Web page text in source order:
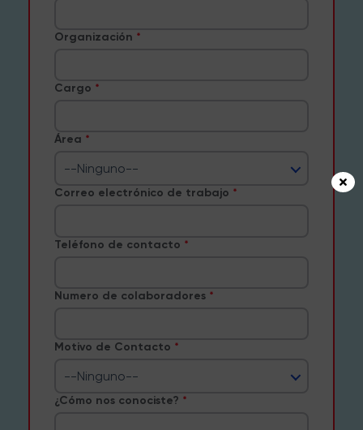
Organización
Cargo
Área
--Ninguno--
Correo electrónico de trabajo
Teléfono de contacto
Numero de colaboradores
Motivo de Contacto
--Ninguno--
¿Cómo nos conociste?